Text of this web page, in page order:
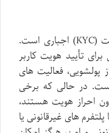
در صرافی های معتبر ایرانی، احراز هویت (KYC) اجباری است.
تأیید هویت کاربر
فعالیت های
در حالی که برخی
احراز هویت هستند،
های غیرقانونی یا